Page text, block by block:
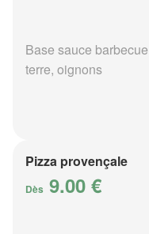
Base sauce
terre, oignons
Pizza provençale
Dès 9.00 €